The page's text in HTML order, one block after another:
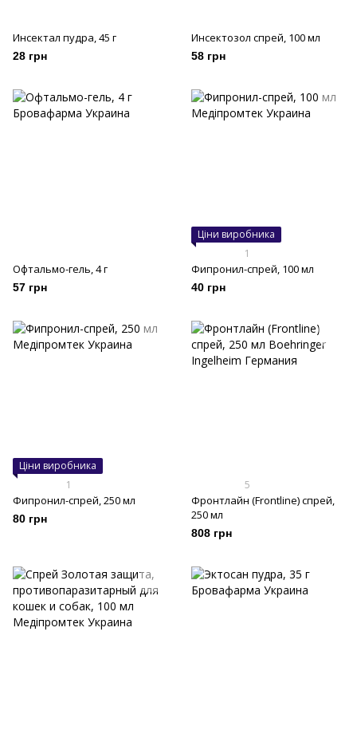
Инсектал пудра, 45 г
28 грн
Инсектозол спрей, 100 мл
58 грн
Офтальмо-гель, 4 г
57 грн
Ціни виробника
1
Фипронил-спрей, 100 мл
40 грн
Ціни виробника
1
Фипронил-спрей, 250 мл
80 грн
5
Фронтлайн (Frontline) спрей,
250 мл
808 грн